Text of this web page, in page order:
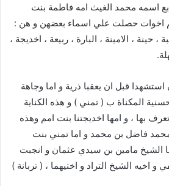
اسمه محمد الغيث امه فاطمة بنت
اخوات حصلت علي اسماء بعضهن و هن :
، حينة ، الامينة ، البارة ، ربيعة ، اخديجة ،
قبل ان يعقبا ذرية و اما وجاهة
المكناة ب ( تمني ) و هذه الكناية
بها ، و امها اخديجتنا بنت امم وهذه
فاضل بن محمد و اما تمني بنت
الشيخ مامين بن سيدي عثمان و انجبت
اخيه الشيخ التراد و اختيهما ، ( تربانة )